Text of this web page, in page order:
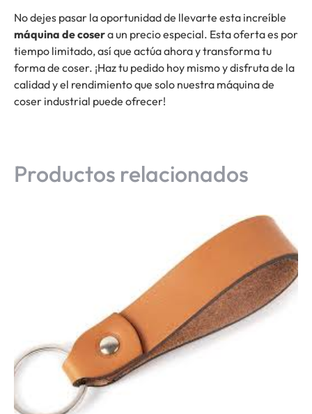
No dejes pasar la oportunidad de llevarte esta increíble
máquina de cosera un precio especial. Esta oferta es por
tiempo limitado, así que actúa ahora y transforma tu
forma de coser. ¡Haz tu pedido hoy mismo y disfruta de la
calidad y el rendimiento que solo nuestra máquina de
coser industrial puede ofrecer!
Productos relacionados